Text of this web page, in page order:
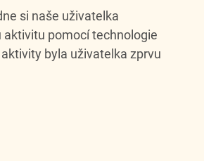
si naše uživatelka
aktivitu pomocí technologie
byla uživatelka zprvu